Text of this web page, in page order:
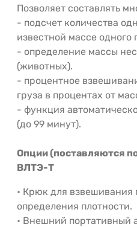
Позволяет составлять
- подсчет количества
известной массе одного
- определение массы
(животных).
- процентное
груза в процентах от
- функция
(до 99 минут).
Опции (поставляются
ВЛТЭ-Т
• Крюк для взвешивания
определения плотности.
• Внешний портативный